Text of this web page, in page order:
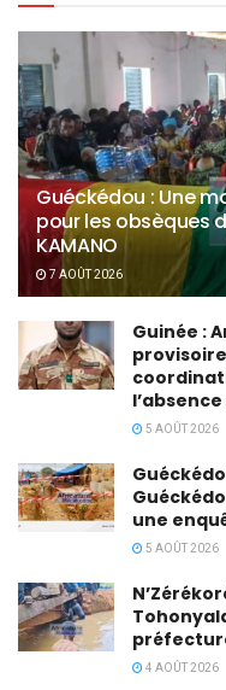
Guéckédou : Une
pour les obsèques
KAMANO
7 AOÛT 2026
Guinée :
5 AOÛT 2026
une
5 AOÛT 2026
4 AOÛT 2026